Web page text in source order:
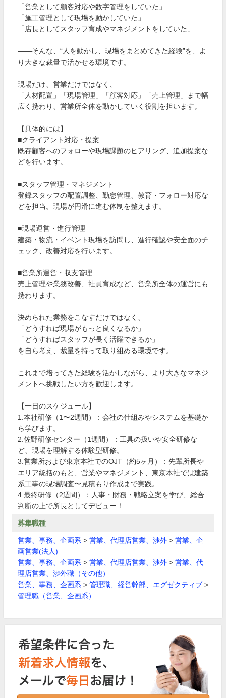
「営業として顧客対応や数字管理をしていた」
「施工管理として現場を動かしていた」
「店長としてスタッフ育成やマネジメントをしていた」
——そんな、“人を動かし、現場をまとめてきた経験”を、よ
り大きな裁量で活かせる環境です。
現場だけ、営業だけではなく、
「人材配置」「現場管理」「顧客対応」「売上管理」まで幅
広く携わり、営業所全体を動かしていく役割を担います。
【具体的には】
■クライアント対応・提案
既存顧客へのフォローや現場課題のヒアリング、追加提案な
どを行います。
■スタッフ管理・マネジメント
登録スタッフの配置調整、勤怠管理、教育・フォロー対応な
どを担当。現場が円滑に進む体制を整えます。
■現場運営・進行管理
建築・物流・イベント現場を訪問し、進行確認や安全面のチ
ェック、改善対応を行います。
■営業所運営・収支管理
売上管理や業務改善、社員育成など、営業所全体の運営にも
携わります。
決められた業務をこなすだけではなく、
「どうすれば現場がもっと良くなるか」
「どうすればスタッフが長く活躍できるか」
を自ら考え、裁量を持って取り組める環境です。
これまで培ってきた経験を活かしながら、より大きなマネジ
メントへ挑戦したい方を歓迎します。
【一日のスケジュール】
1.本社研修（1〜2週間）：会社の仕組みやシステムを基礎か
ら学びます。
2.佐野研修センター（1週間）：工具の扱いや安全研修な
ど、現場を理解する体験型研修。
3.営業所および東京本社でのOJT（約5ヶ月）：先輩所長や
エリア統括のもと、営業やマネジメント、東京本社では建築
系工事の現場調査〜見積もり作成まで実践。
4.最終研修（2週間）：人事・財務・戦略立案を学び、総合
判断の上で所長としてデビュー！
募集職種
営業、事務、企画系 > 営業、代理店営業、渉外 > 営業、企
画営業(法人)
営業、事務、企画系 > 営業、代理店営業、渉外 > 営業、代
理店営業、渉外職（その他）
営業、事務、企画系 > 管理職、経営幹部、エグゼクティブ >
管理職（営業、企画系）